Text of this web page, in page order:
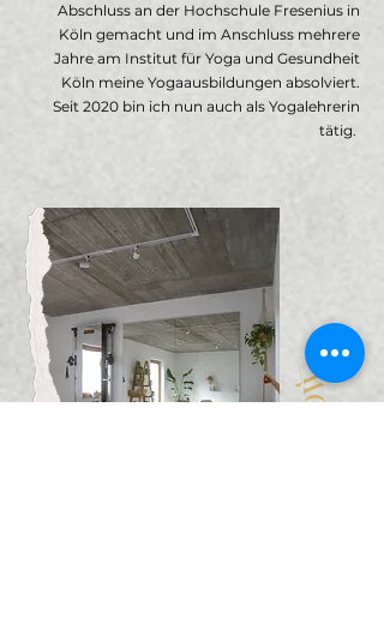
Abschluss an der Hochschule Fresenius in
Köln gemacht und im Anschluss mehrere
Jahre am Institut für Yoga und Gesundheit
Köln meine Yogaausbildungen absolviert.
Seit 2020 bin ich nun auch als Yogalehrerin
tätig.
SLOW